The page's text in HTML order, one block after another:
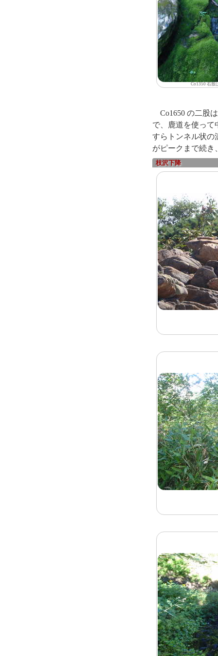
Co1350 右股
Co1650 の二股
で、鹿道を使って
すらトンネル状の
がピークまで続き
枝沢下降